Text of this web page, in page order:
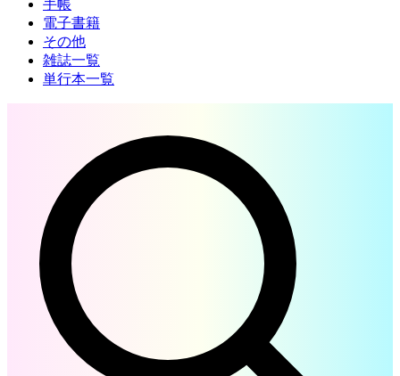
手帳
電子書籍
その他
雑誌一覧
単行本一覧